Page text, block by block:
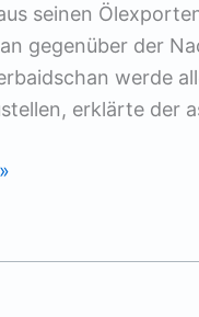
seinen
gegenüber der
werde
erklärte der